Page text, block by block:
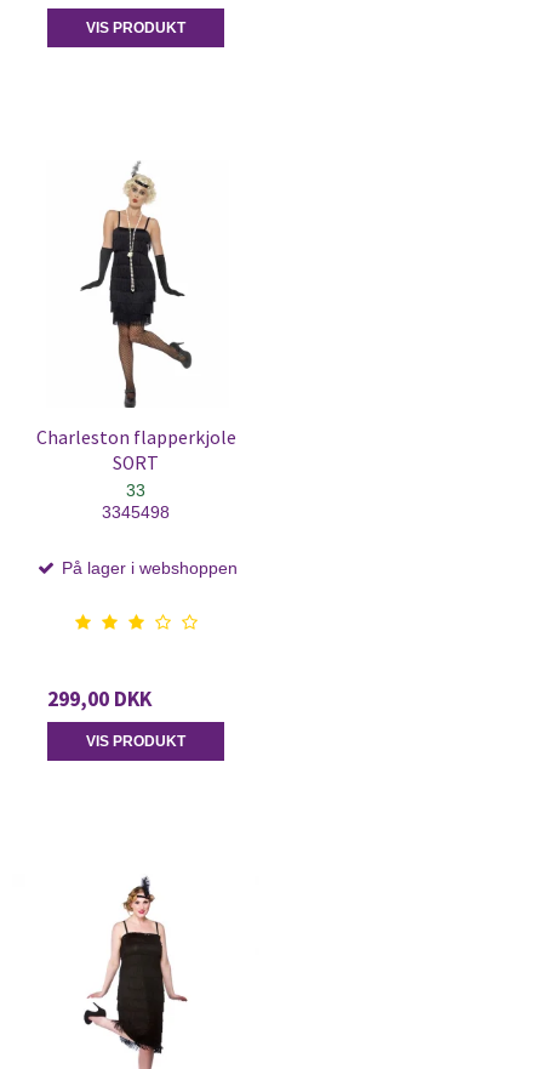
VIS PRODUKT
Charleston flapperkjole
SORT
33
3345498
På lager i webshoppen
299,00 DKK
VIS PRODUKT